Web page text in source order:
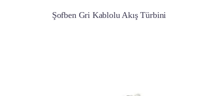
Şofben Gri Kablolu Akış Türbini